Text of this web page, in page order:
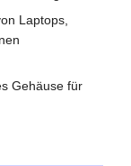
Laptops,
Gehäuse für